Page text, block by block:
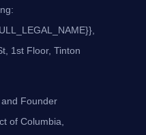
1st Floor, Tinton
Founder
of Columbia,